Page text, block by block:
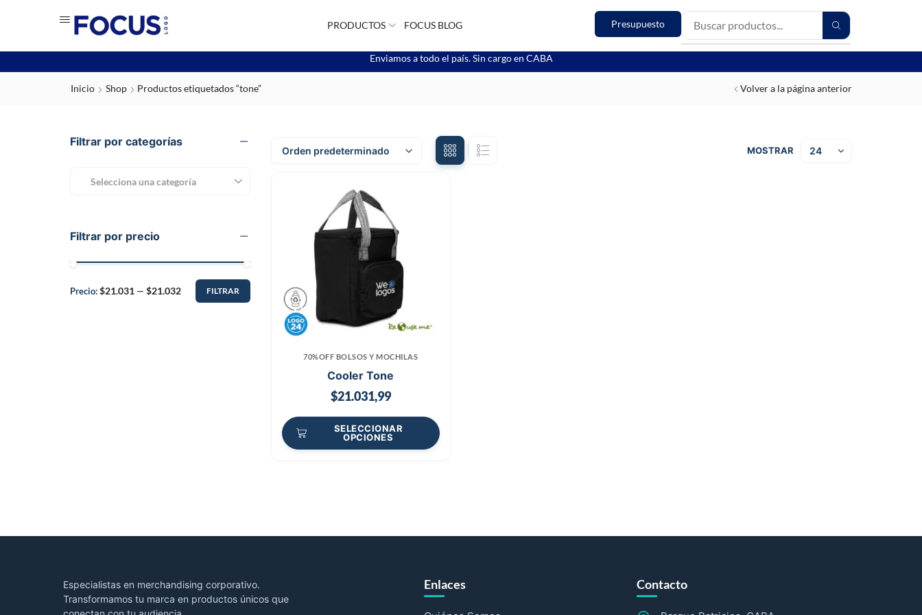
PRODUCTOS FOCUS BLOG Presupuesto
Enviamos a todo el país. Sin cargo en CABA
Inicio Shop Productos etiquetados “tone” Volver a la página anterior
Filtrar por categorías
Selecciona una categoría
Filtrar por precio
FILTRAR
Precio:$21.031 — $21.032
MOSTRAR
70%OFF BOLSOS Y MOCHILAS
Cooler Tone
$21.031,99
SELECCIONAR
OPCIONES
Especialistas en merchandising corporativo.
Transformamos tu marca en productos únicos que
Enlaces Contacto